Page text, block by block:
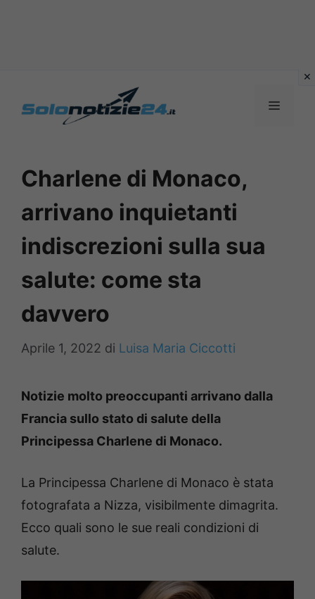
MENU
Charlene di Monaco,
arrivano inquietanti
indiscrezioni sulla sua
salute: come sta
davvero
Aprile 1, 2022 di Luisa Maria Ciccotti
Notizie molto preoccupanti arrivano dalla
Francia sullo stato di salute della
Principessa Charlene di Monaco.
La Principessa Charlene di Monaco è stata
fotografata a Nizza, visibilmente dimagrita.
Ecco quali sono le sue reali condizioni di
salute.